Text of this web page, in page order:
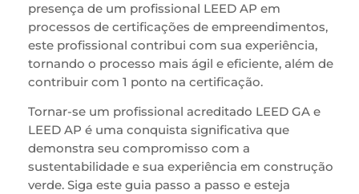
presença de um profissional LEED AP em
processos de certificações de empreendimentos,
este profissional contribui com sua experiência,
tornando o processo mais ágil e eficiente, além de
contribuir com 1 ponto na certificação.
Tornar-se um profissional acreditado LEED GA e
LEED AP é uma conquista significativa que
demonstra seu compromisso com a
sustentabilidade e sua experiência em construção
verde. Siga este guia passo a passo e esteja